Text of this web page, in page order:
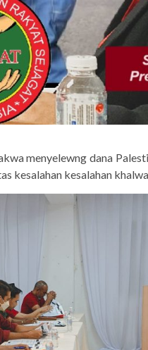
menyelewng dana
kesalahan kesalahan